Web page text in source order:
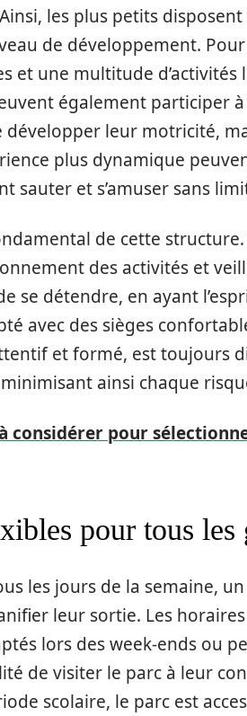
les plus petits disposent
de développement.
et une multitude d’activités
également participer
leur motricité,
plus dynamique
sauter et s’amuser sans
de cette
des activités et
se détendre, en ayant
avec des sièges
et formé, est toujours
ainsi chaque
considérer pour
pour tous les
les jours de la semaine,
leur sortie. Les horaires
lors des week-ends ou
de visiter le parc à leur
scolaire, le parc est